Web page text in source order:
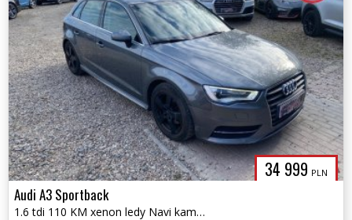
34 999 PLN
Audi A3 Sportback
1.6 tdi 110 KM xenon ledy Navi kamera 5 drzwi serwis 1.r. Gwarancji